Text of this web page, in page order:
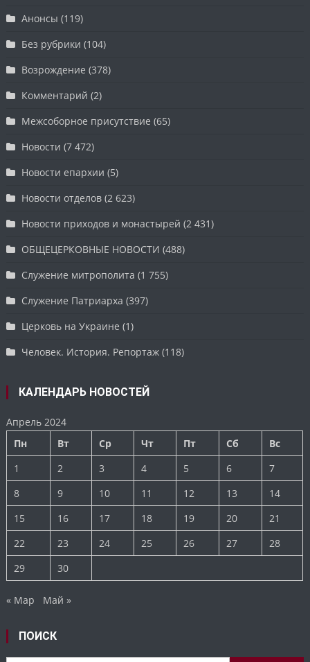
Анонсы (119)
Без рубрики (104)
Возрождение (378)
Комментарий (2)
Межсоборное присутствие (65)
Новости (7 472)
Новости епархии (5)
Новости отделов (2 623)
Новости приходов и монастырей (2 431)
ОБЩЕЦЕРКОВНЫЕ НОВОСТИ (488)
Служение митрополита (1 755)
Служение Патриарха (397)
Церковь на Украине (1)
Человек. История. Репортаж (118)
КАЛЕНДАРЬ НОВОСТЕЙ
Апрель 2024
Пн
Вт Ср Чт Пт Сб
Вс
1
2 3 4 5 6
7
8
9 10 11 12 13
14
15
16 17 18 19 20
21
22
23 24 25 26 27
28
29
30
« Мар Май »
ПОИСК